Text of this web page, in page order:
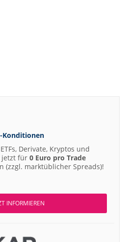
Konditionen
Derivate, Kryptos und
jetzt für 0 Euro pro Trade
(zzgl. marktüblicher Spreads)!
INFORMIEREN